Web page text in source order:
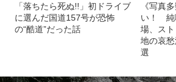
「落ちたら死ぬ!!」初ドライブ
に選んだ国道157号が恐怖
の“酷道”だった話
《写真
い！ 純
場、ス
地の哀
選